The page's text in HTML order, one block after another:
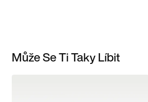
Může Se Ti Taky Líbit